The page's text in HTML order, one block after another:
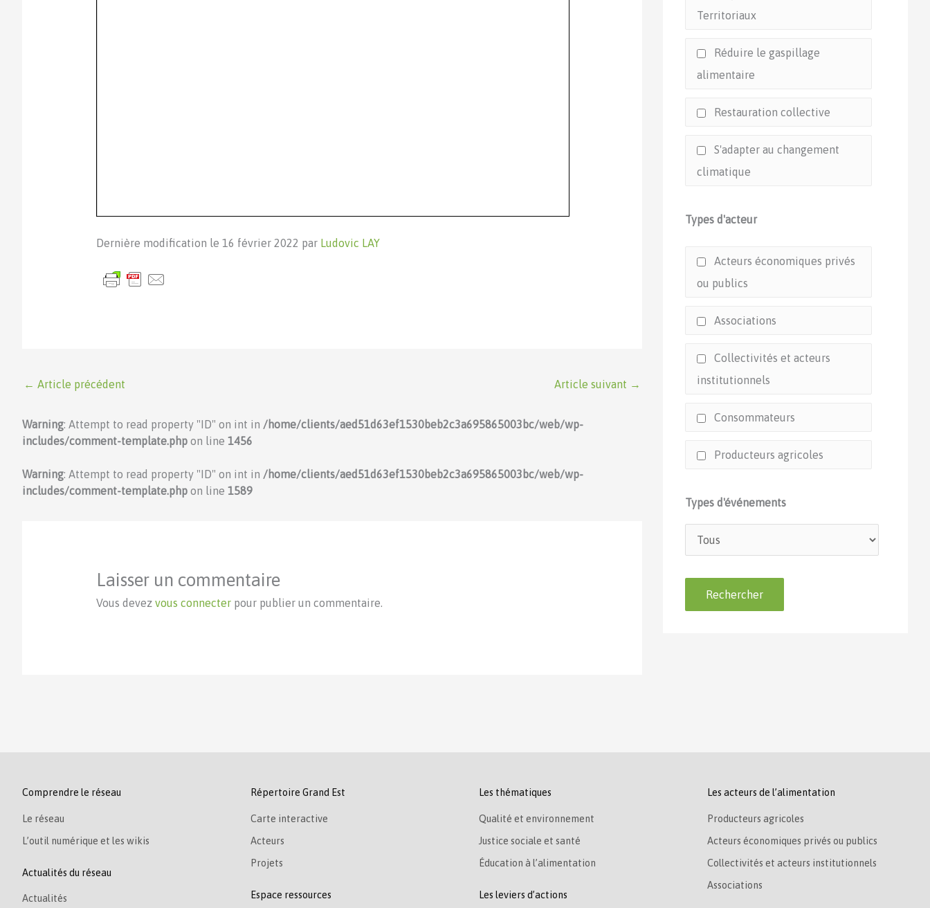
Dernière modification le 16 février 2022 par Ludovic LAY
← Article précédent Article suivant →
Warning: Attempt to read property "ID" on int in /home/clients/aed51d63ef1530beb2c3a695865003bc/web/wp-
includes/comment-template.php on line 1456
Warning: Attempt to read property "ID" on int in /home/clients/aed51d63ef1530beb2c3a695865003bc/web/wp-
includes/comment-template.php on line 1589
Laisser un commentaire
Vous devez vous connecterpour publier un commentaire.
Territoriaux
Réduire le gaspillage
alimentaire
Restauration collective
S'adapter au changement
climatique
Types d'acteur
Acteurs économiques privés
ou publics
Associations
Collectivités et acteurs
institutionnels
Consommateurs
Producteurs agricoles
Types d'événements
Comprendre le réseau
Le réseau
L’outil numérique et les wikis
Actualités du réseau
Actualités
Répertoire Grand Est
Carte interactive
Acteurs
Projets
Espace ressources
Les thématiques
Qualité et environnement
Justice sociale et santé
Éducation à l’alimentation
Les leviers d’actions
Les acteurs de l’alimentation
Producteurs agricoles
Acteurs économiques privés ou publics
Collectivités et acteurs institutionnels
Associations